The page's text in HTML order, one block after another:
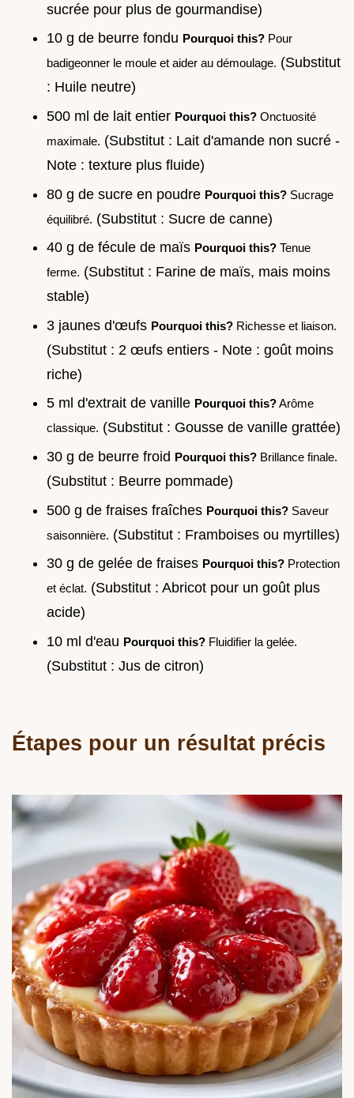
sucrée pour plus de gourmandise)
10 g de beurre fondu Pourquoi this? Pour
badigeonner le moule et aider au démoulage. (Substitut
: Huile neutre)
500 ml de lait entier Pourquoi this? Onctuosité
maximale. (Substitut : Lait d'amande non sucré -
Note : texture plus fluide)
80 g de sucre en poudre Pourquoi this? Sucrage
équilibré. (Substitut : Sucre de canne)
40 g de fécule de maïs Pourquoi this? Tenue
ferme. (Substitut : Farine de maïs, mais moins
stable)
3 jaunes d'œufs Pourquoi this? Richesse et liaison.
(Substitut : 2 œufs entiers - Note : goût moins
riche)
5 ml d'extrait de vanille Pourquoi this?Arôme
classique. (Substitut : Gousse de vanille grattée)
30 g de beurre froid Pourquoi this? Brillance finale.
(Substitut : Beurre pommade)
500 g de fraises fraîches Pourquoi this? Saveur
saisonnière. (Substitut : Framboises ou myrtilles)
30 g de gelée de fraises Pourquoi this? Protection
et éclat. (Substitut : Abricot pour un goût plus
acide)
10 ml d'eau Pourquoi this? Fluidifier la gelée.
(Substitut : Jus de citron)
Étapes pour un résultat précis